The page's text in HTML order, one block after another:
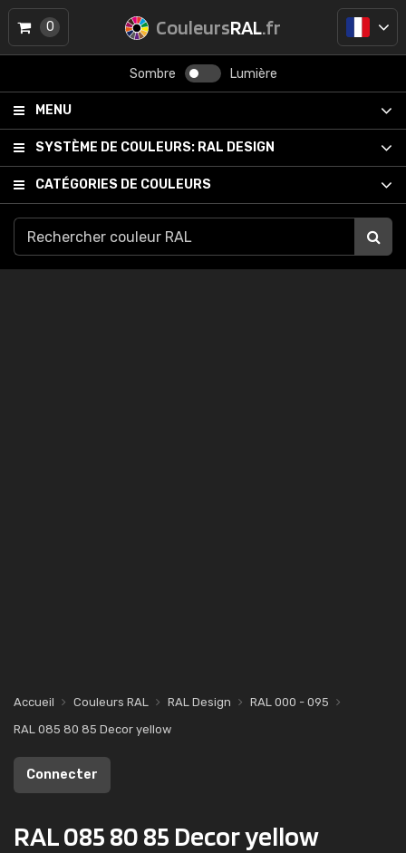
CouleursRAL.fr
Sombre Lumière
MENU
SYSTÈME DE COULEURS: RAL DESIGN
CATÉGORIES DE COULEURS
0
Accueil Couleurs RAL RAL Design
RAL 000 - 095
RAL 085 80 85 Decor yellow
Connecter
RAL 085 80 85 Decor yellow